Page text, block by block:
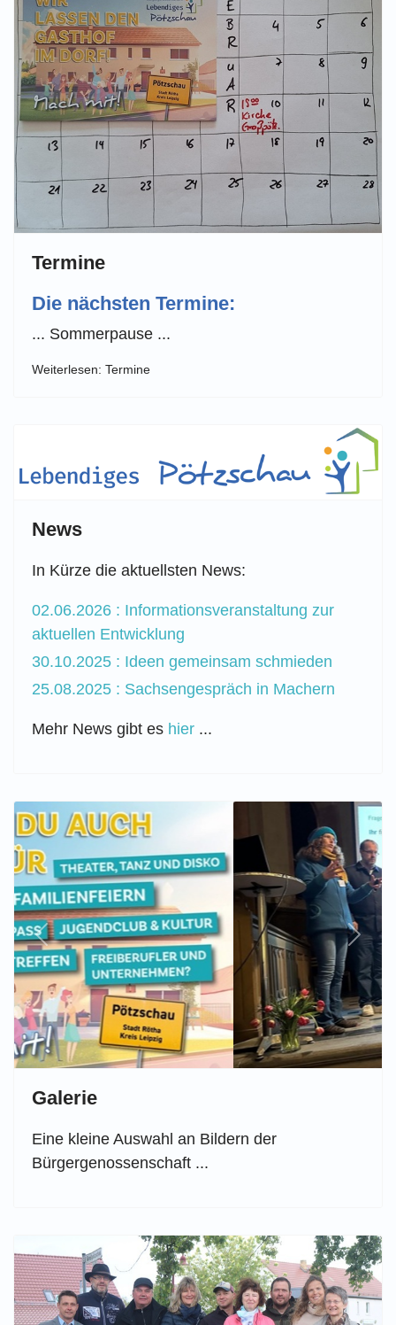
Termine
Die nächsten Termine:
... Sommerpause ...
Weiterlesen: Termine
News
In Kürze die aktuellsten News:
02.06.2026 : Informationsveranstaltung zur
aktuellen Entwicklung
30.10.2025 : Ideen gemeinsam schmieden
25.08.2025 : Sachsengespräch in Machern
Mehr News gibt es hier ...
Previous Next
Galerie
Eine kleine Auswahl an Bildern der
Bürgergenossenschaft ...